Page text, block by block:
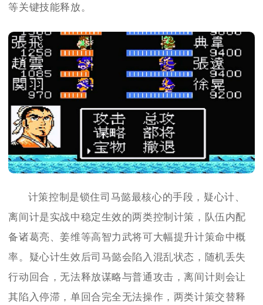
等关键技能释放。
计策控制是锁住司马懿最核心的手段，疑心计、
离间计是实战中稳定生效的两类控制计策，队伍内配
备诸葛亮、姜维等高智力武将可大幅提升计策命中概
率。疑心计生效后司马懿会陷入混乱状态，随机丢失
行动回合，无法释放谋略与普通攻击，离间计则会让
其陷入停滞，单回合完全无法操作，两类计策交替释